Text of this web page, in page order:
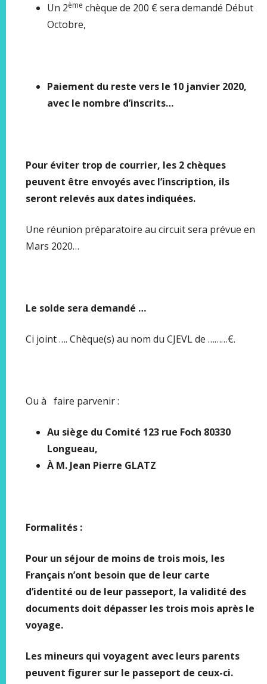
Un 2ème chèque de 200 € sera demandé Début
Octobre,
Paiement du reste vers le 10 janvier 2020,
avec le nombre d’inscrits…
Pour éviter trop de courrier, les 2 chèques
peuvent être envoyés avec l’inscription, ils
seront relevés aux dates indiquées.
Une réunion préparatoire au circuit sera prévue en
Mars 2020…
Le solde sera demandé …
Ci joint …. Chèque(s) au nom du CJEVL de ………€.
Ou à faire parvenir :
Au siège du Comité 123 rue Foch 80330
Longueau,
À M. Jean Pierre GLATZ
Formalités :
Pour un séjour de moins de trois mois, les
Français n’ont besoin que de leur carte
d’identité ou de leur passeport, la validité des
documents doit dépasser les trois mois après le
voyage.
Les mineurs qui voyagent avec leurs parents
peuvent figurer sur le passeport de ceux-ci.